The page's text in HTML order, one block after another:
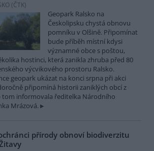
(ČTK)
Geopark Ralsko na
Českolipsku chystá obnovu
pomníku v Olšině. Připomínat
bude příběh místní kdysi
významné obce s poštou,
hostinci, která zanikla zhruba před 80
výcvikového prostoru Ralsko.
geopark ukázat na konci srpna při akci
připomíná historii zaniklých obcí z
tom informovala ředitelka Národního
Mrázová.
přírody obnoví biodiverzitu